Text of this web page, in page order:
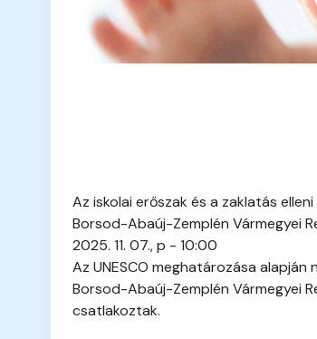
Az iskolai erőszak és a zaklatás
Borsod-Abaúj-Zemplén Vármegyei
2025. 11. 07., p - 10:00
Az UNESCO meghatározása
Borsod-Abaúj-Zemplén Vármegyei
csatlakoztak.